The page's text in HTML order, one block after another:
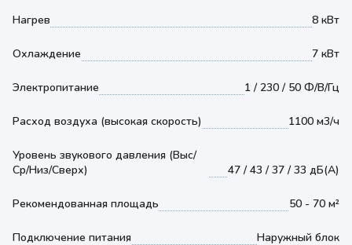
Нагрев 8 кВт
Охлаждение 7 кВт
Электропитание 1 / 230 / 50 Ф/В/Гц
Расход воздуха (высокая скорость) 1100 м3/ч
Уровень звукового давления (Выс/
Ср/Низ/Сверх)
47 / 43 / 37 / 33 дБ(А)
Рекомендованная площадь 50 - 70 м²
Подключение питания Наружный блок